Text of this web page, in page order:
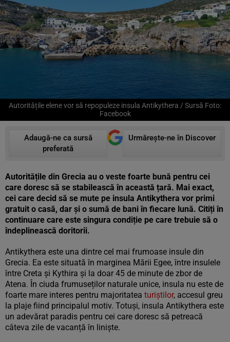
Autoritățile elene vor să repopuleze insula Antikythera / Sursă Foto:
Facebook
Adaugă-ne ca sursă
preferată
Urmărește-ne în Discover
Autoritățile din Grecia au o veste foarte bună pentru cei
care doresc să se stabilească în această țară. Mai exact,
cei care decid să se mute pe insula Antikythera vor primi
gratuit o casă, dar și o sumă de bani în fiecare lună. Citiți în
continuare care este singura condiție pe care trebuie să o
îndeplinească doritorii.
Antikythera este una dintre cel mai frumoase insule din
Grecia. Ea este situată în marginea Mării Egee, între insulele
între Creta și Kythira și la doar 45 de minute de zbor de
Atena. În ciuda frumuseților naturale unice, insula nu este de
foarte mare interes pentru majoritatea turiștilor, accesul greu
la plaje fiind principalul motiv. Totuși, insula Antikythera este
un adevărat paradis pentru cei care doresc să petreacă
câteva zile de vacanță în liniște.